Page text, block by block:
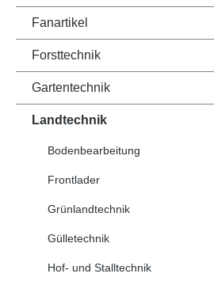
Fanartikel
Forsttechnik
Gartentechnik
Landtechnik
Bodenbearbeitung
Frontlader
Grünlandtechnik
Gülletechnik
Hof- und Stalltechnik